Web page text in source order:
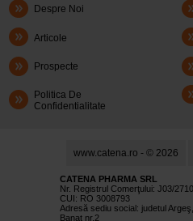
Despre Noi
Articole
Prospecte
Politica De
Confidentialitate
www.catena.ro - © 2026
CATENA PHARMA SRL
Nr. Registrul Comerţului: J03/
CUI: RO 3008793
Adresă sediu social: judetul
Banat nr.2